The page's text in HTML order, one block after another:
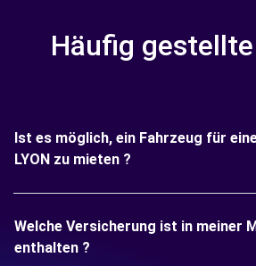
Häufig
Ist es möglich, ein Fahrzeug für
LYON zu mieten ?
Welche Versicherung ist in meiner
enthalten ?